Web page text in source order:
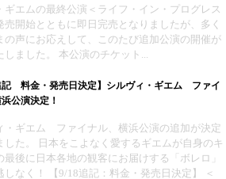
ギエムの最終公演＜ライフ・イン・プログレス
売開始とともに即日完売となりましたが、多く
の声にお応えして、このたび追加公演の開催が
しました。 本公演のチケット...
記 料金・発売日決定】シルヴィ・ギエム ファイ
公演決定！
・ギエム ファイナル、横浜公演の追加が決定
した。 日本をこよなく愛するギエムが自身のキ
最後に日本各地の観客にお届けする「ボレロ」
しなく！ 【9/18追記：料金・発売日決定】 ＜